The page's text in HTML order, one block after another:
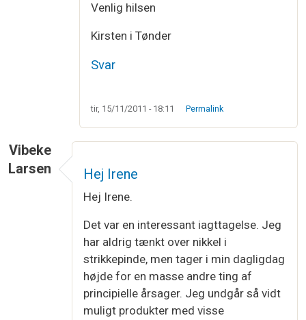
Venlig hilsen
Kirsten i Tønder
Svar
tir, 15/11/2011 - 18:11 Permalink
Vibeke
Larsen
Hej Irene
Hej Irene.
Det var en interessant iagttagelse. Jeg
har aldrig tænkt over nikkel i
strikkepinde, men tager i min dagligdag
højde for en masse andre ting af
principielle årsager. Jeg undgår så vidt
muligt produkter med visse